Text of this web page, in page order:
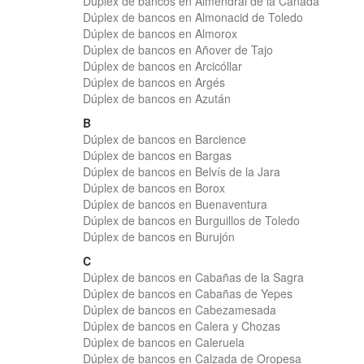
Dúplex de bancos en Almonacid de Toledo
Dúplex de bancos en Almorox
Dúplex de bancos en Añover de Tajo
Dúplex de bancos en Arcicóllar
Dúplex de bancos en Argés
Dúplex de bancos en Azután
B
Dúplex de bancos en Barcience
Dúplex de bancos en Bargas
Dúplex de bancos en Belvís de la Jara
Dúplex de bancos en Borox
Dúplex de bancos en Buenaventura
Dúplex de bancos en Burguillos de Toledo
Dúplex de bancos en Burujón
C
Dúplex de bancos en Cabañas de la Sagra
Dúplex de bancos en Cabañas de Yepes
Dúplex de bancos en Cabezamesada
Dúplex de bancos en Calera y Chozas
Dúplex de bancos en Caleruela
Dúplex de bancos en Calzada de Oropesa